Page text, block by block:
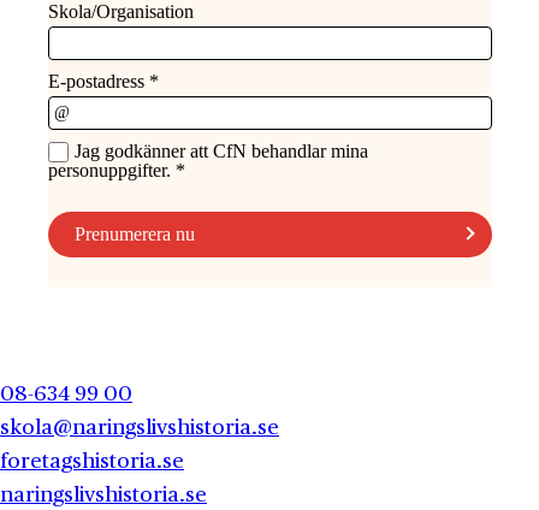
08-634 99 00
skola@naringslivshistoria.se
foretagshistoria.se
naringslivshistoria.se